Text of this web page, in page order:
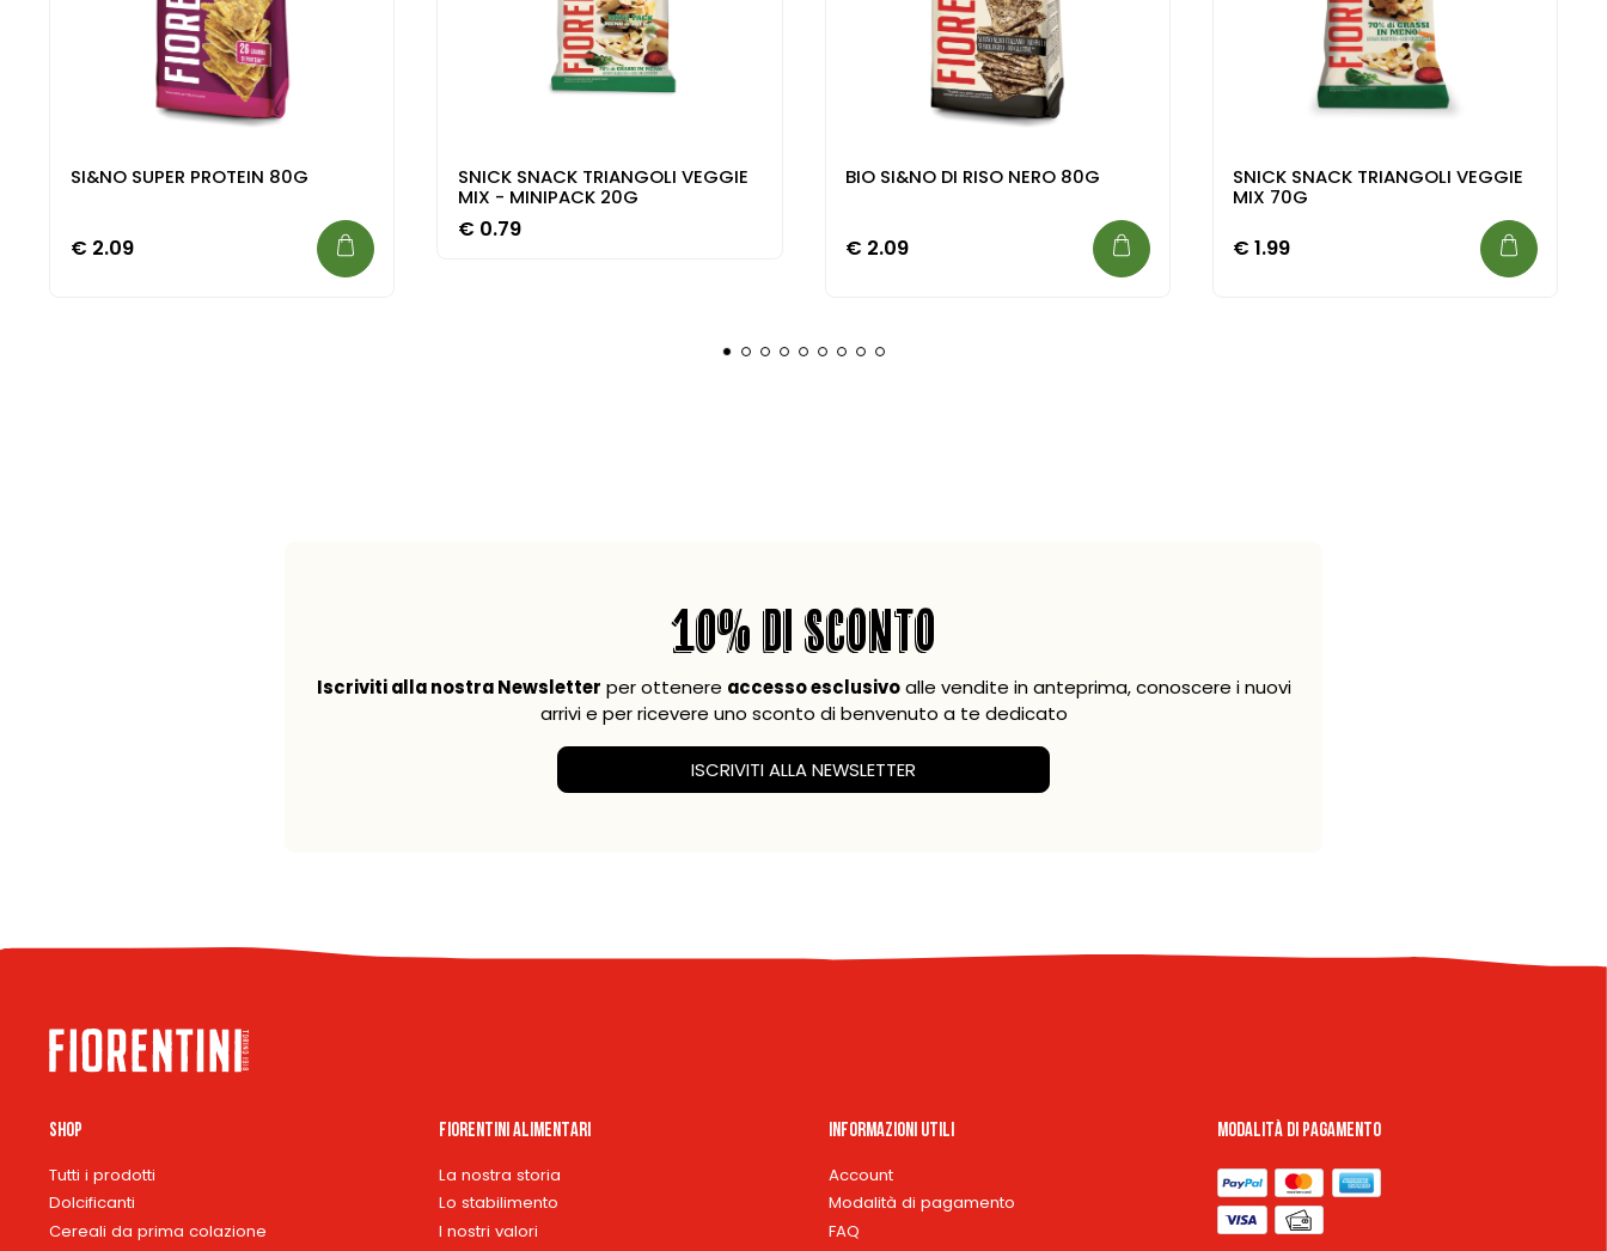
SI&NO SUPER PROTEIN 80G
€ 2.09
SNICK SNACK TRIANGOLI VEGGIE
MIX - MINIPACK 20G
€ 0.79
BIO SI&NO DI RISO NERO 80G
€ 2.09
SNICK SNACK TRIANGOLI VEGGIE
MIX 70G
€ 1.99
10% DI SCONTO
Iscriviti alla nostra Newsletter per ottenere accesso esclusivoalle vendite in anteprima, conoscere i nuovi
arrivi e per ricevere uno sconto di benvenuto a te dedicato
ISCRIVITI ALLA NEWSLETTER
Shop
Tutti i prodotti
Dolcificanti
Cereali da prima colazione
Fiorentini Alimentari
La nostra storia
Lo stabilimento
I nostri valori
Informazioni Utili
Account
Modalità di pagamento
FAQ
Modalità di pagamento